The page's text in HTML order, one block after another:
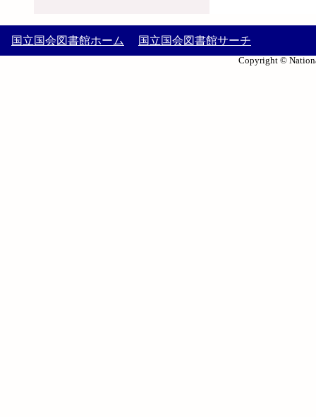
国立国会図書館ホーム 国立国会図書館サーチ
Copyright ©